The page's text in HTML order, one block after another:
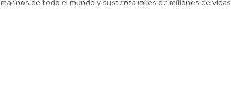
marinos de todo el mundo y sustenta miles de millones de vidas